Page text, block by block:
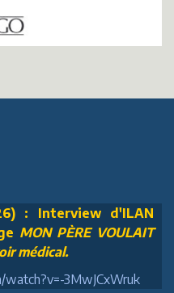
: Interview d'ILAN
MON PÈRE VOULAIT
médical.
3MwJCxWruk